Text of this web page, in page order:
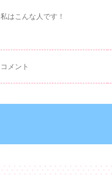
私はこんな人です！
コメント